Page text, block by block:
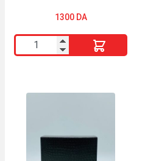
1300 DA
quantité
de
Best
BLACK*Vintage